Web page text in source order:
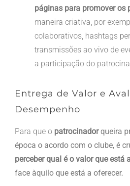
páginas para promover os
maneira criativa, por
colaborativos, hashtags
transmissões ao vivo de
a participação do
Entrega de Valor e
Desempenho
Para que o patrocinadorqueira
época o acordo com o clube, é
perceber qual é o valor que está
face àquilo que está a oferecer.